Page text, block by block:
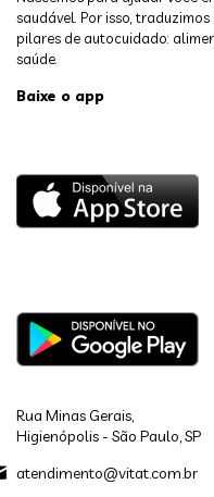
saudável. Por isso,
pilares de autocuidado:
saúde.
Baixe o app
Rua Minas Gerais,
Higienópolis - São Paulo, SP
atendimento@vitat.com.br